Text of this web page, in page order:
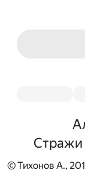
Стражи
© Тихонов А.,